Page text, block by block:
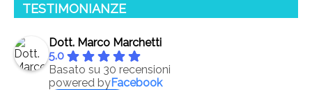
TESTIMONIANZE
Dott. Marco Marchetti
5.0
Basato su 30 recensioni
powered byFacebook